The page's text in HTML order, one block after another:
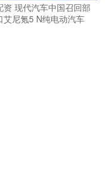
资 现代汽车中国召回部
艾尼氪5 N纯电动汽车